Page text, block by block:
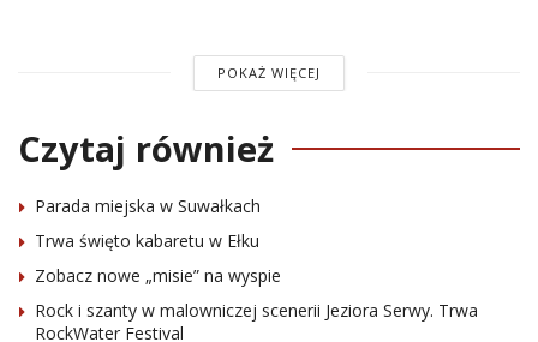
POKAŻ WIĘCEJ
Czytaj również
Parada miejska w Suwałkach
Trwa święto kabaretu w Ełku
Zobacz nowe „misie” na wyspie
Rock i szanty w malowniczej scenerii Jeziora Serwy. Trwa
RockWater Festival